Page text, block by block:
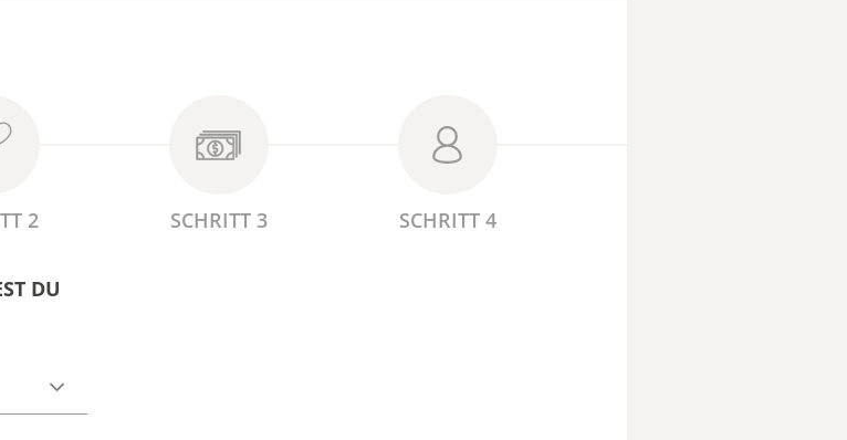
2 SCHRITT 3 SCHRITT 4
DU